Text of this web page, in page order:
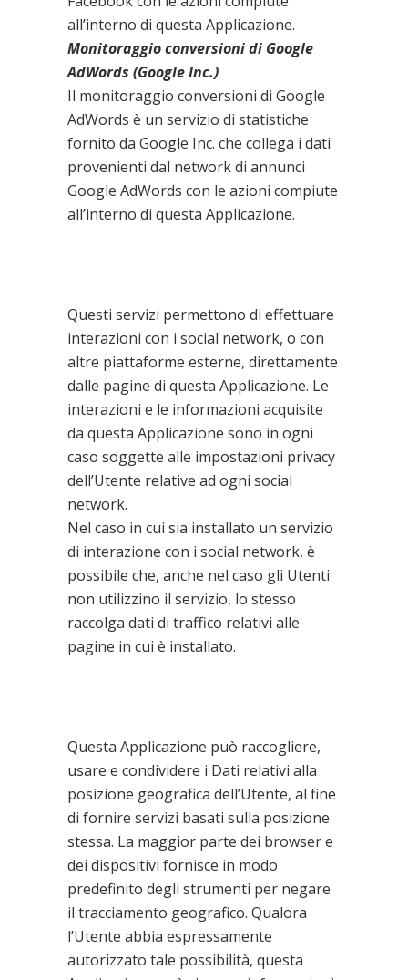
all’interno di questa Applicazione.
Monitoraggio conversioni di Google
AdWords (Google Inc.)
Il monitoraggio conversioni di Google
AdWords è un servizio di statistiche
fornito da Google Inc. che collega i dati
provenienti dal network di annunci
Google AdWords con le azioni compiute
all’interno di questa Applicazione.
Questi servizi permettono di effettuare
interazioni con i social network, o con
altre piattaforme esterne, direttamente
dalle pagine di questa Applicazione. Le
interazioni e le informazioni acquisite
da questa Applicazione sono in ogni
caso soggette alle impostazioni privacy
dell’Utente relative ad ogni social
network.
Nel caso in cui sia installato un servizio
di interazione con i social network, è
possibile che, anche nel caso gli Utenti
non utilizzino il servizio, lo stesso
raccolga dati di traffico relativi alle
pagine in cui è installato.
Questa Applicazione può raccogliere,
usare e condividere i Dati relativi alla
posizione geografica dell’Utente, al fine
di fornire servizi basati sulla posizione
stessa. La maggior parte dei browser e
dei dispositivi fornisce in modo
predefinito degli strumenti per negare
il tracciamento geografico. Qualora
l’Utente abbia espressamente
autorizzato tale possibilità, questa